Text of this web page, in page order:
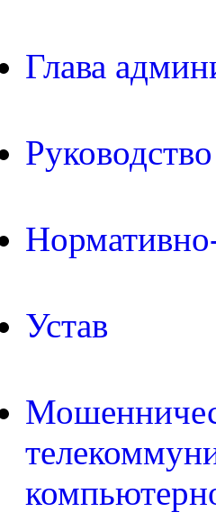
Глава
Руководство
Устав